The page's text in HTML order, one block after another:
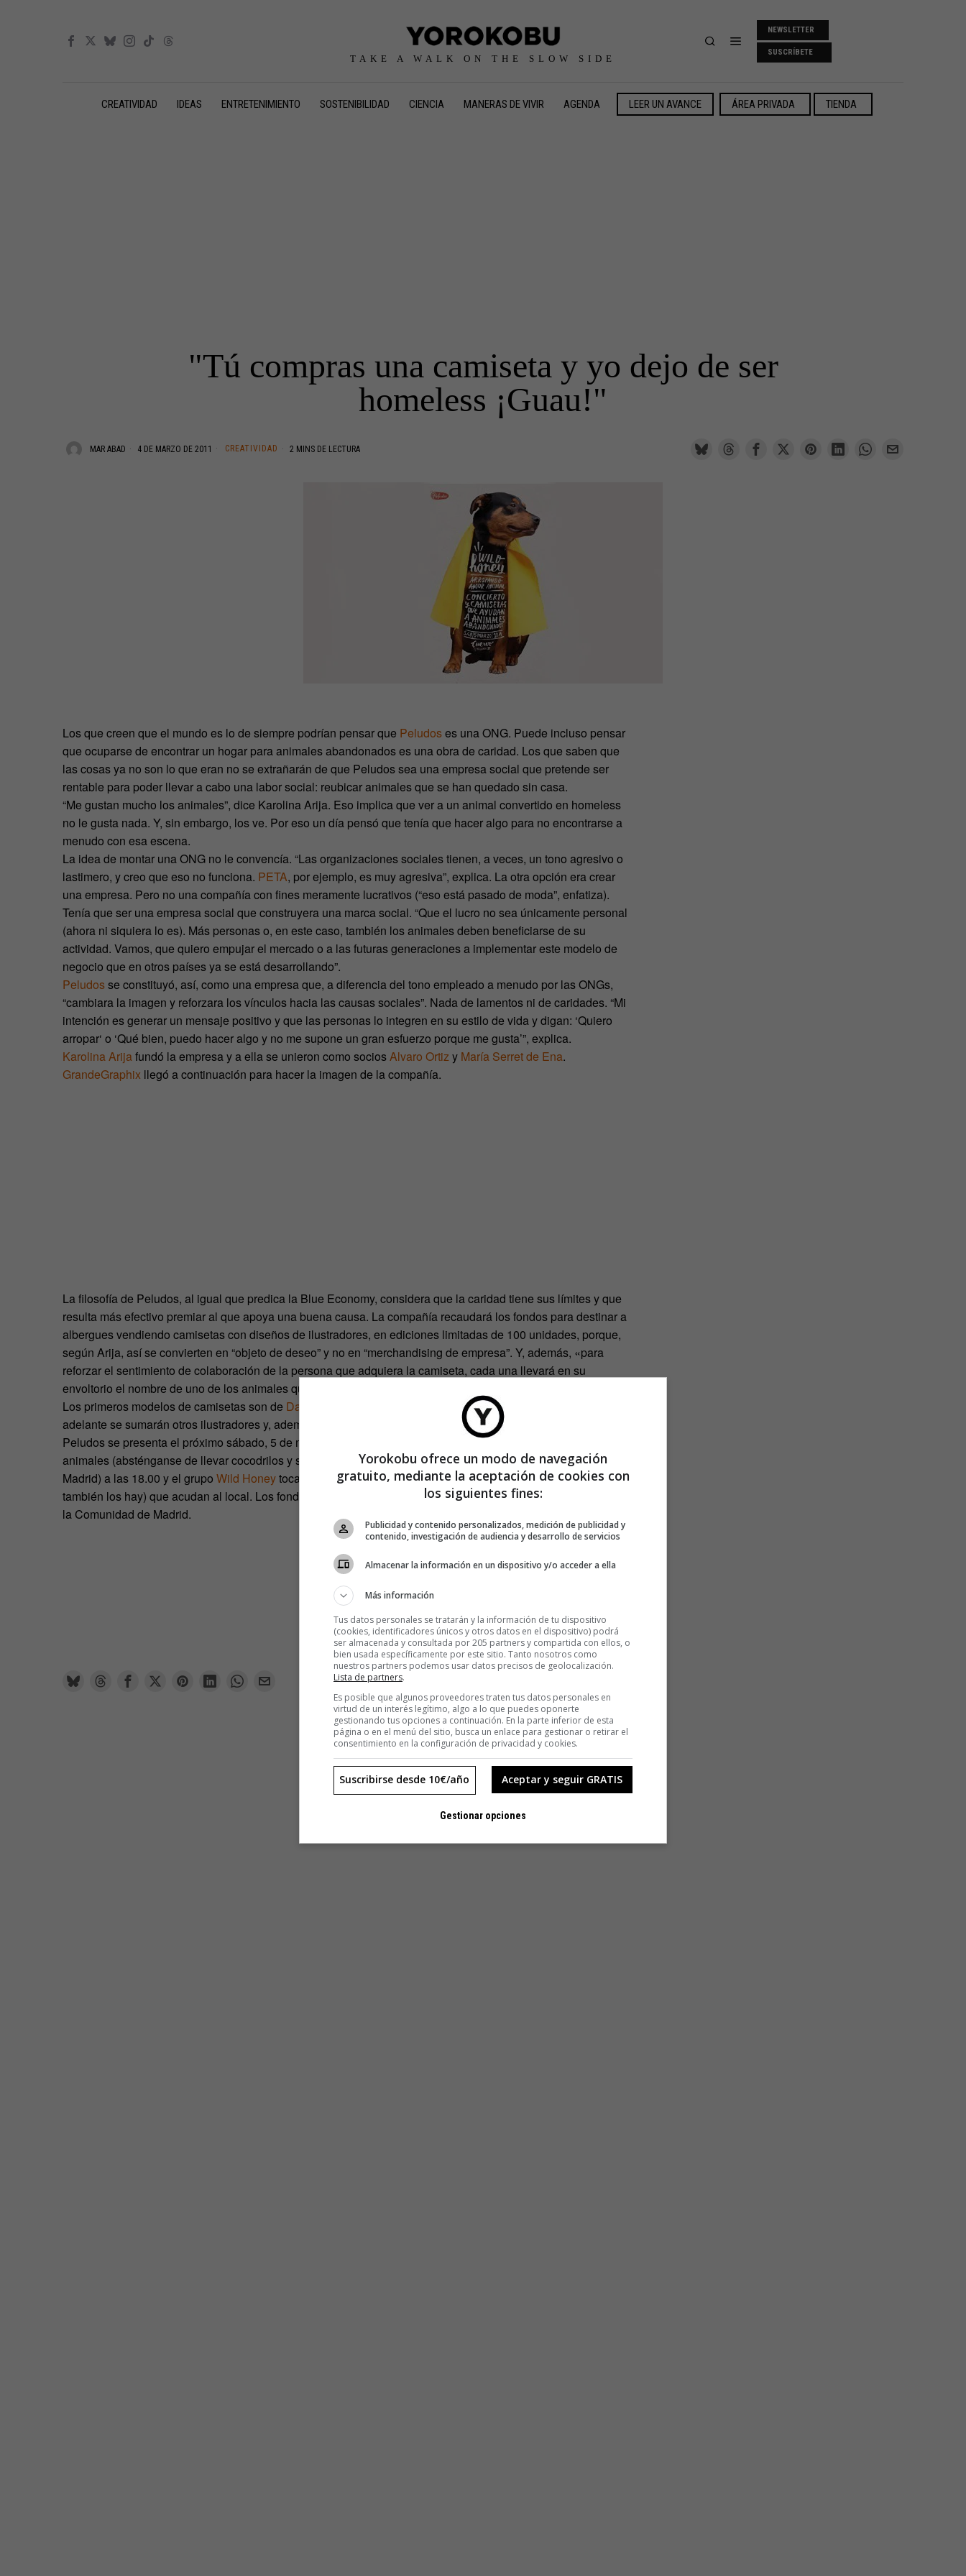
TAKE A WALK ON THE SLOW SIDE
NEWSLETTER
SUSCRÍBETE
CREATIVIDAD IDEAS ENTRETENIMIENTO SOSTENIBILIDAD CIENCIA MANERAS DE VIVIR AGENDA LEER UN AVANCE ÁREA PRIVADA TIENDA
"Tú compras una camiseta y yo dejo de ser
homeless ¡Guau!"
MAR ABAD 4 DE MARZO DE 2011 CREATIVIDAD 2 MINS DE LECTURA
Los que creen que el mundo es lo de siempre podrían pensar que Peludoses una ONG. Puede incluso pensar
que ocuparse de encontrar un hogar para animales abandonados es una obra de caridad. Los que saben que
las cosas ya no son lo que eran no se extrañarán de que Peludos sea una empresa social que pretende ser
rentable para poder llevar a cabo una labor social: reubicar animales que se han quedado sin casa.
“Me gustan mucho los animales”, dice Karolina Arija. Eso implica que ver a un animal convertido en homeless
no le gusta nada. Y, sin embargo, los ve. Por eso un día pensó que tenía que hacer algo para no encontrarse a
menudo con esa escena.
La idea de montar una ONG no le convencía. “Las organizaciones sociales tienen, a veces, un tono agresivo o
lastimero, y creo que eso no funciona. PETA, por ejemplo, es muy agresiva”, explica. La otra opción era crear
una empresa. Pero no una compañía con fines meramente lucrativos (“eso está pasado de moda”, enfatiza).
Tenía que ser una empresa social que construyera una marca social. “Que el lucro no sea únicamente personal
(ahora ni siquiera lo es). Más personas o, en este caso, también los animales deben beneficiarse de su
actividad. Vamos, que quiero empujar el mercado o a las futuras generaciones a implementar este modelo de
negocio que en otros países ya se está desarrollando”.
Peludosse constituyó, así, como una empresa que, a diferencia del tono empleado a menudo por las ONGs,
“cambiara la imagen y reforzara los vínculos hacia las causas sociales”. Nada de lamentos ni de caridades. “Mi
intención es generar un mensaje positivo y que las personas lo integren en su estilo de vida y digan: ‘Quiero
arropar‘ o ‘Qué bien, puedo hacer algo y no me supone un gran esfuerzo porque me gusta’”, explica.
Karolina Arija fundó la empresa y a ella se unieron como socios Alvaro Ortiz y María Serret de Ena.
GrandeGraphix llegó a continuación para hacer la imagen de la compañía.
La filosofía de Peludos, al igual que predica la Blue Economy, considera que la caridad tiene sus límites y que
resulta más efectivo premiar al que apoya una buena causa. La compañía recaudará los fondos para destinar a
albergues vendiendo camisetas con diseños de ilustradores, en ediciones limitadas de 100 unidades, porque,
según Arija, así se convierten en “objeto de deseo” y no en “merchandising de empresa”. Y, además, «para
reforzar el sentimiento de colaboración de la persona que adquiera la camiseta, cada una llevará en su
envoltorio el nombre de uno de los animales que está esperando para ser adoptado».
Los primeros modelos de camisetas son de David García
, y tienen un precio de 20 euros. Más
adelante se sumarán otros ilustradores y, además de camisetas, venderán accesorios y otros productos.
Peludos se presenta el próximo sábado, 5 de marzo, con una fiesta abierta a todo el mundo y a todos los
animales (absténganse de llevar cocodrilos y similares, por favor). La cita es en Cuervo Store (C/ Velarde 13,
Madrid) a las 18.00 y el grupo Wild Honeytocará para todos los peludos (humanos, animales e híbridos, que
también los hay) que acudan al local. Los fondos recaudados de estas primeras ventas irán al albergue
la Comunidad de Madrid.
Yorokobu ofrece un modo de navegación
gratuito, mediante la aceptación de cookies con
los siguientes fines:
Publicidad y contenido personalizados, medición de publicidad y
contenido, investigación de audiencia y desarrollo de servicios
Almacenar la información en un dispositivo y/o acceder a ella
Más información
Tus datos personales se tratarán y la información de tu dispositivo
(cookies, identificadores únicos y otros datos en el dispositivo) podrá
ser almacenada y consultada por 205 partners y compartida con ellos, o
bien usada específicamente por este sitio. Tanto nosotros como
nuestros partners podemos usar datos precisos de geolocalización.
Lista de partners.
Es posible que algunos proveedores traten tus datos personales en
virtud de un interés legítimo, algo a lo que puedes oponerte
gestionando tus opciones a continuación. En la parte inferior de esta
página o en el menú del sitio, busca un enlace para gestionar o retirar el
consentimiento en la configuración de privacidad y cookies.
Aceptar y seguir GRATIS
Suscribirse desde 10€/año
Gestionar opciones